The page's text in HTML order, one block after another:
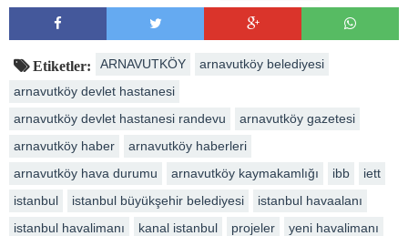
Etiketler: ARNAVUTKÖY
arnavutköy belediyesi
arnavutköy devlet hastanesi
arnavutköy devlet hastanesi randevu
arnavutköy gazetesi
arnavutköy haber
arnavutköy haberleri
arnavutköy hava durumu
arnavutköy kaymakamlığı ibb
iett
istanbul
istanbul büyükşehir belediyesi
istanbul havaalanı
istanbul havalimanı
kanal istanbul projeler yeni havalimanı